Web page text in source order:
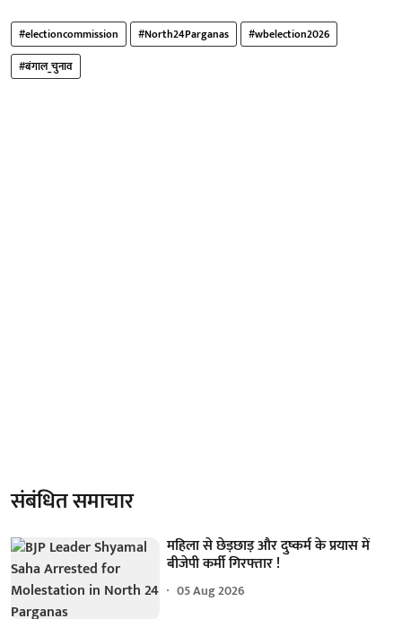
#electioncommission #North24Parganas
#wbelection2026
#बंगाल_चुनाव
संबंधित समाचार
महिला से छेड़छाड़ और दुष्कर्म के प्रयास में
बीजेपी कर्मी गिरफ्तार !
05 Aug 2026